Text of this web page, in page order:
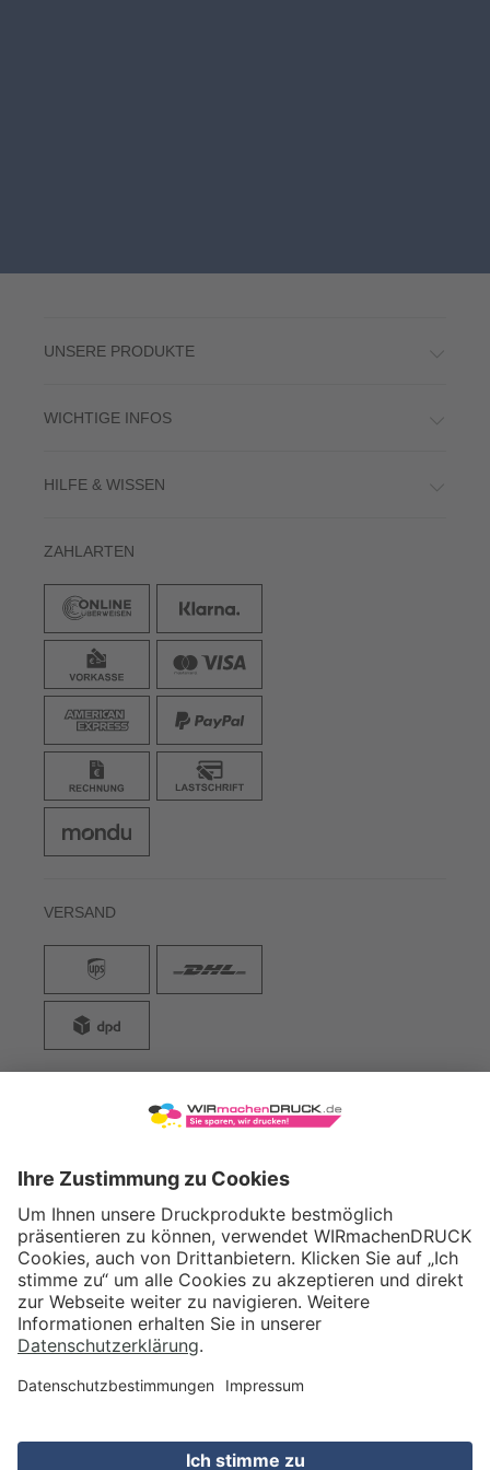
UNSERE PRODUKTE
WICHTIGE INFOS
HILFE & WISSEN
ZAHLARTEN
VERSAND
WIRmachenDRUCK GmbH
71522 Backnang
Tel.: +49 (0) 711 995 982 - 20
Fax: +49 (0) 711 995 982 - 21
SOCIAL MEDIA